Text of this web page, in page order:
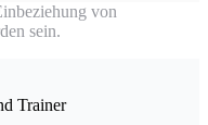
von
sein.
Trainer